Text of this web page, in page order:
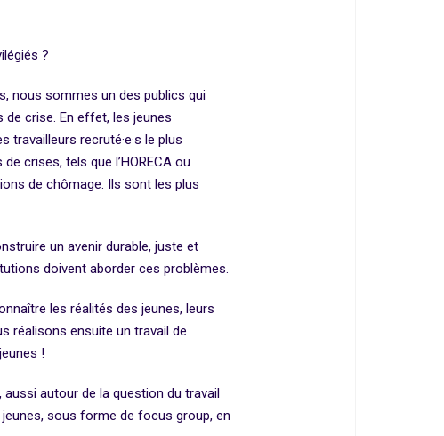
?
nous sommes un des publics qui
crise. En effet, les jeunes
recruté·e·s le plus
crises, tels que l’HORECA ou
de chômage. Ils sont les plus
un avenir durable, juste et
doivent aborder ces problèmes.
les réalités des jeunes, leurs
réalisons ensuite un travail de
!
autour de la question du travail
sous forme de focus group, en